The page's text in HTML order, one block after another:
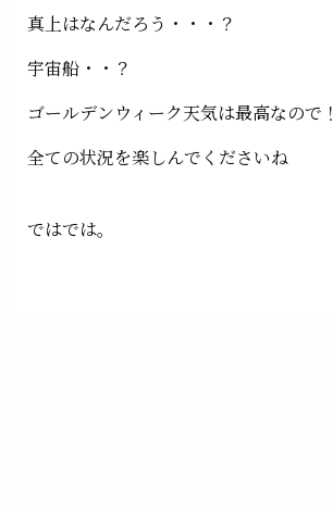
真上はなんだろう・・・？
宇宙船・・？
ゴールデンウィーク天気は最高なので！
全ての状況を楽しんでくださいね
ではでは。